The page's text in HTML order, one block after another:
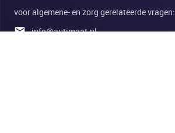
voor algemene- en zorg gerelateerde vragen:
info@autimaat.nl